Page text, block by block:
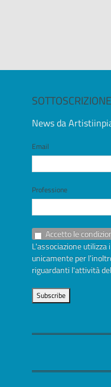
News da
Email
Professione
Accetto le
L'associazione
unicamente per
riguardanti l'attività